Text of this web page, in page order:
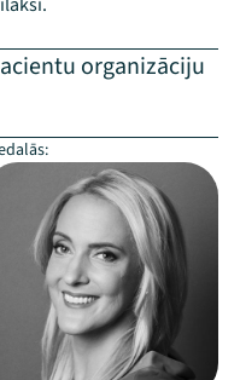
organizāciju